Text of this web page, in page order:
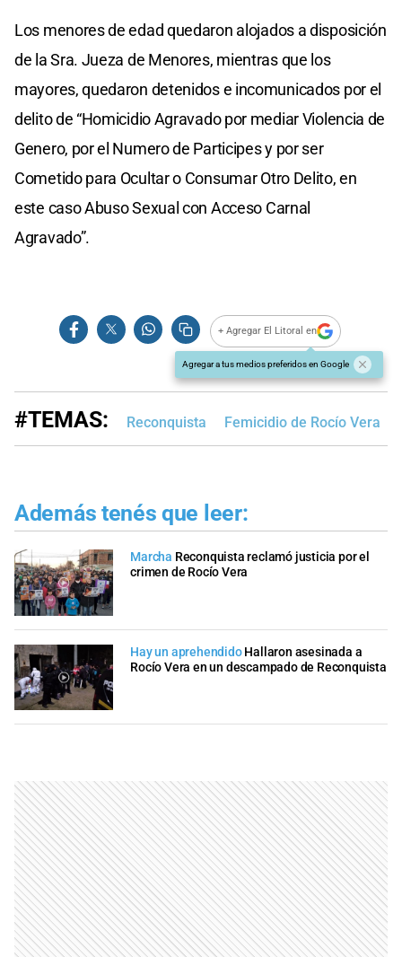
Los menores de edad quedaron alojados a disposición
de la Sra. Jueza de Menores, mientras que los
mayores, quedaron detenidos e incomunicados por el
delito de “Homicidio Agravado por mediar Violencia de
Genero, por el Numero de Participes y por ser
Cometido para Ocultar o Consumar Otro Delito, en
este caso Abuso Sexual con Acceso Carnal
Agravado”.
+ Agregar El Litoral en
Agregar a tus medios preferidos en Google
#TEMAS: Reconquista Femicidio de Rocío Vera
Además tenés que leer:
Marcha Reconquista reclamó justicia por el
crimen de Rocío Vera
Hay un aprehendido Hallaron asesinada a
Rocío Vera en un descampado de Reconquista